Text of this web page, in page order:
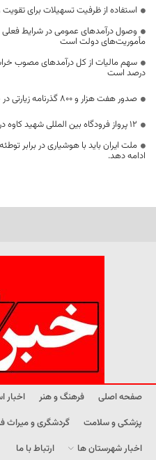
استفاده از ظرفیت تسهیلات برای
وصول درآمدهای عمومی در شرایط
مأموریت‌های دولت است
درصد است
صدور هفت هزار و ۸۰۰ گذرنامه زیارتی در خراسان جنوبی
۱۲ پرواز فرودگاه بین المللی شهید کاوه در هفته دوم مرداد
ملت ایران باید با هوشیاری در برابر
ادامه دهد.
صفحه اصلی فرهنگ و هنر اخبار
پزشکی و سلامت
گردشگری و میراث
اخبار شهرستان ها
ارتباط با ما